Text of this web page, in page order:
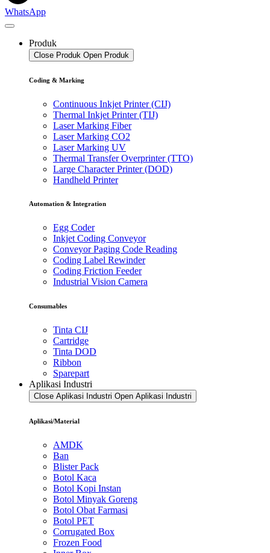
WhatsApp
Produk
Close Produk Open Produk
Coding & Marking
Continuous Inkjet Printer (CIJ)
Thermal Inkjet Printer (TIJ)
Laser Marking Fiber
Laser Marking CO2
Laser Marking UV
Thermal Transfer Overprinter (TTO)
Large Character Printer (DOD)
Handheld Printer
Automation & Integration
Egg Coder
Inkjet Coding Conveyor
Conveyor Paging Code Reading
Coding Label Rewinder
Coding Friction Feeder
Industrial Vision Camera
Consumables
Tinta CIJ
Cartridge
Tinta DOD
Ribbon
Sparepart
Aplikasi Industri
Close Aplikasi Industri Open Aplikasi Industri
Aplikasi/Material
AMDK
Ban
Blister Pack
Botol Kaca
Botol Kopi Instan
Botol Minyak Goreng
Botol Obat Farmasi
Botol PET
Corrugated Box
Frozen Food